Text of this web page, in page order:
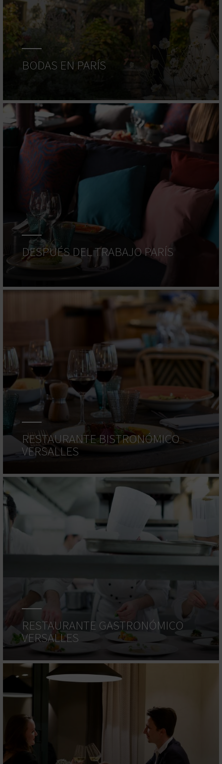
BODAS EN PARÍS
DESPUÉS DEL TRABAJO PARÍS
RESTAURANTE BISTRONÓMICO
VERSALLES
RESTAURANTE GASTRONÓMICO
VERSALLES